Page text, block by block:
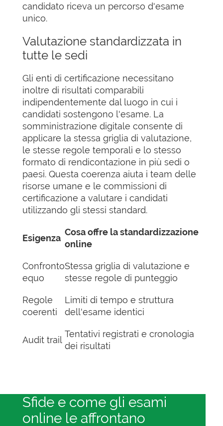
candidato riceva un percorso d'esame
unico.
Valutazione standardizzata in
tutte le sedi
Gli enti di certificazione necessitano
inoltre di risultati comparabili
indipendentemente dal luogo in cui i
candidati sostengono l'esame. La
somministrazione digitale consente di
applicare la stessa griglia di valutazione,
le stesse regole temporali e lo stesso
formato di rendicontazione in più sedi o
paesi. Questa coerenza aiuta i team delle
risorse umane e le commissioni di
certificazione a valutare i candidati
utilizzando gli stessi standard.
Esigenza
Cosa offre la standardizzazione
online
Confronto
equo
Stessa griglia di valutazione e
stesse regole di punteggio
Regole
coerenti
Limiti di tempo e struttura
dell'esame identici
Audit trail
Tentativi registrati e cronologia
dei risultati
Sfide e come gli esami
online le affrontano